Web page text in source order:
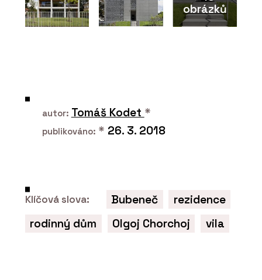
obrázků
autor: Tomáš Kodet *
publikováno: * 26. 3. 2018
Klíčová slova: Bubeneč
rezidence
rodinný dům
Olgoj Chorchoj vila